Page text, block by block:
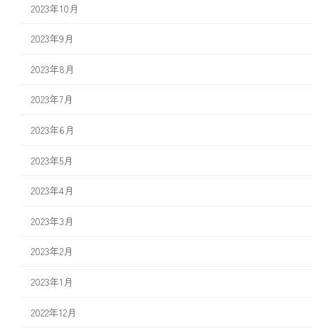
2023年10月
2023年9月
2023年8月
2023年7月
2023年6月
2023年5月
2023年4月
2023年3月
2023年2月
2023年1月
2022年12月